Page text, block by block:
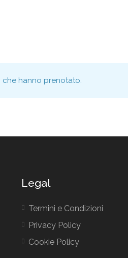
che hanno prenotato.
Legal
Termini e Condizioni
Privacy Policy
Cookie Policy